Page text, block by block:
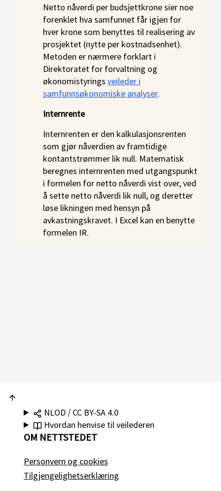
Netto nåverdi per budsjettkrone sier noe
forenklet hva samfunnet får igjen for
hver krone som benyttes til realisering av
prosjektet (nytte per kostnadsenhet).
Metoden er nærmere forklart i
Direktoratet for forvaltning og
økonomistyrings veileder i
samfunnsøkonomiske analyser.
Internrente
Internrenten er den kalkulasjonsrenten
som gjør nåverdien av framtidige
kontantstrømmer lik null. Matematisk
beregnes internrenten med utgangspunkt
i formelen for netto nåverdi vist over, ved
å sette netto nåverdi lik null, og deretter
løse likningen med hensyn på
avkastningskravet. I Excel kan en benytte
formelen IR.
NLOD / CC BY-SA 4.0
Hvordan henvise til veilederen
OM NETTSTEDET
Personvern og cookies
Tilgjengelighetserklæring